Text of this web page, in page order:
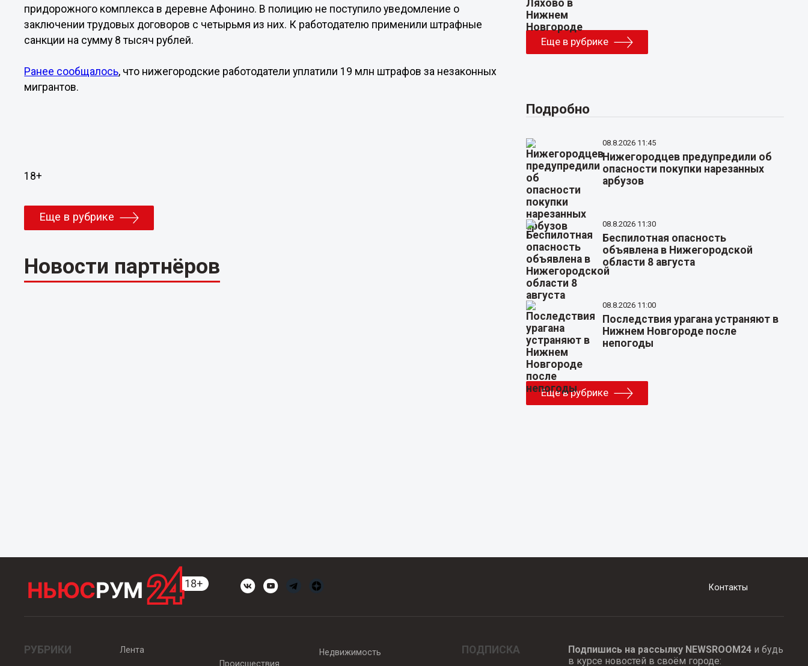
придорожного комплекса в деревне Афонино. В полицию не поступило уведомление о
заключении трудовых договоров с четырьмя из них. К работодателю применили штрафные
санкции на сумму 8 тысяч рублей.
Ранее сообщалось, что нижегородские работодатели уплатили 19 млн штрафов за незаконных
мигрантов.
18+
Еще в рубрике
Новости партнёров
Еще в рубрике
Подробно
08.8.2026 11:45
Нижегородцев предупредили об
опасности покупки нарезанных
арбузов
08.8.2026 11:30
Беспилотная опасность
объявлена в Нижегородской
области 8 августа
08.8.2026 11:00
Последствия урагана устраняют в
Нижнем Новгороде после
непогоды
Еще в рубрике
Контакты
РУБРИКИ
Лента
Происшествия
Недвижимость ПОДПИСКА Подпишись на рассылку NEWSROOM24и будь
в курсе новостей в своём городе: